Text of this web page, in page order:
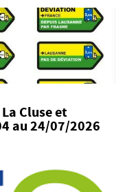
Cluse et
au 24/07/2026